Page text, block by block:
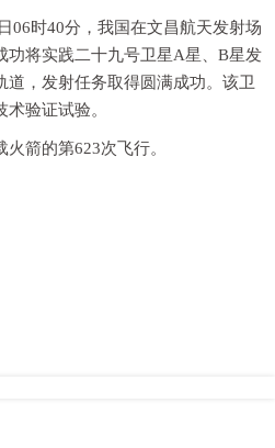
06时40分，我国在文昌航天发射场
功将实践二十九号卫星A星、B星发
道，发射任务取得圆满成功。该卫
验证试验。
箭的第623次飞行。